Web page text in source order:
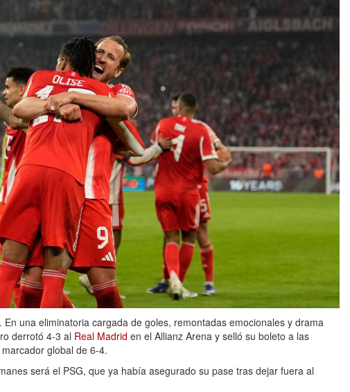
En una eliminatoria cargada de goles, remontadas emocionales y drama
derrotó 4-3 al Real Madrid en el Allianz Arena y selló su boleto a las
global de 6-4.
será el PSG, que ya había asegurado su pase tras dejar fuera al